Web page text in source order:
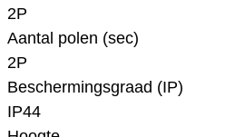
2P
Aantal polen (sec)
2P
Beschermingsgraad (IP)
IP44